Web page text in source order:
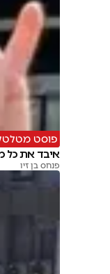
פוסט
איבד את כל
פנחס בן זיו